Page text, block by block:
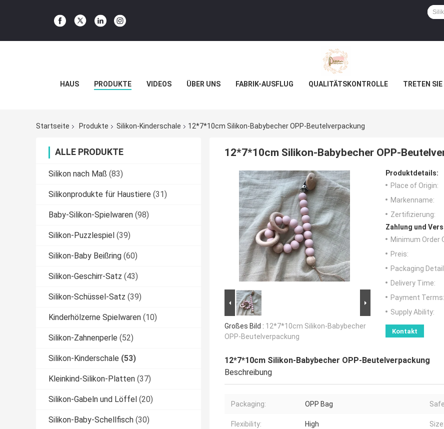
HAUS PRODUKTE VIDEOS ÜBER UNS FABRIK-AUSFLUG QUALITÄTSKONTROLLE TRETEN
Startseite Produkte Silikon-Kinderschale 12*7*10cm Silikon-Babybecher OPP-Beutelverpackung
ALLE PRODUKTE
Silikon nach Maß (83)
Silikonprodukte für Haustiere (31)
Baby-Silikon-Spielwaren (98)
Silikon-Puzzlespiel (39)
Silikon-Baby Beißring (60)
Silikon-Geschirr-Satz (43)
Silikon-Schüssel-Satz (39)
Kinderhölzerne Spielwaren (10)
Silikon-Zahnenperle (52)
Silikon-Kinderschale (53)
Kleinkind-Silikon-Platten (37)
Silikon-Gabeln und Löffel (20)
Silikon-Baby-Schellfisch (30)
12*7*10cm Silikon-Babybecher OPP-
Großes Bild : 12*7*10cm Silikon-Babybecher
OPP-Beutelverpackung
Produktdetails:
Place of Origin:
Markenname:
Zertifizierung:
Zahlung und
Minimum Order
Preis:
Packaging
Delivery Time:
Payment Terms:
Supply Ability:
Kontakt
12*7*10cm Silikon-Babybecher OPP-Beutelverpackung
Beschreibung
Packaging: OPP Bag
Flexibility: High Size: